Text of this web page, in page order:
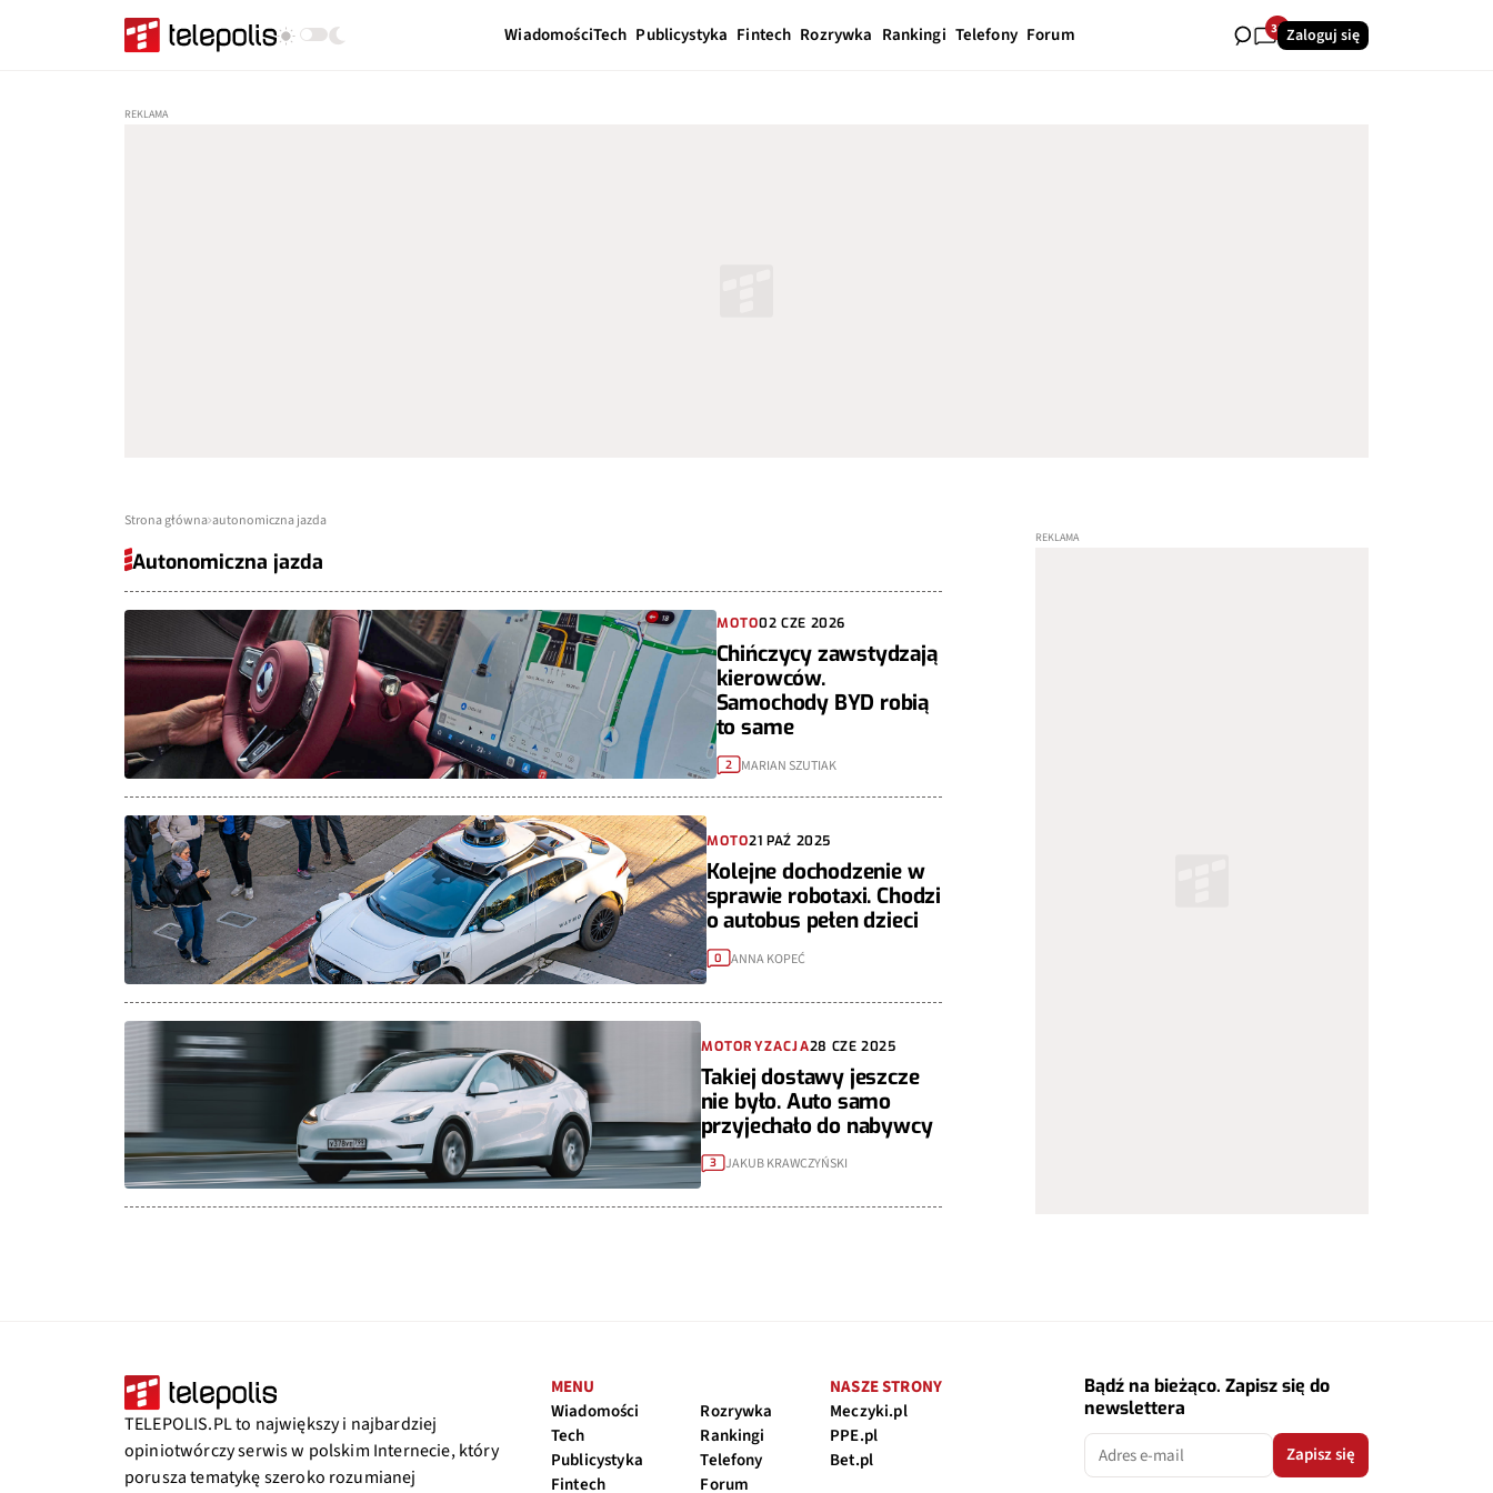
WiadomościTech Publicystyka Fintech Rozrywka Rankingi Telefony Forum 38Zaloguj się
Strona główna autonomiczna jazda
Autonomiczna jazda
MOTO02 CZE 2026
Chińczycy zawstydzają
kierowców.
Samochody BYD robią
to same
2 MARIAN SZUTIAK
MOTO21 PAŹ 2025
Kolejne dochodzenie w
sprawie robotaxi. Chodzi
o autobus pełen dzieci
0 ANNA KOPEĆ
MOTORYZACJA28 CZE 2025
Takiej dostawy jeszcze
nie było. Auto samo
przyjechało do nabywcy
3 JAKUB KRAWCZYŃSKI
TELEPOLIS.PL to największy i najbardziej
opiniotwórczy serwis w polskim Internecie, który
porusza tematykę szeroko rozumianej
MENU
Wiadomości
Tech
Publicystyka
Fintech
Rozrywka
Rankingi
Telefony
Forum
NASZE STRONY
Meczyki.pl
PPE.pl
Bet.pl
Bądź na bieżąco. Zapisz się do
newslettera
Zapisz się